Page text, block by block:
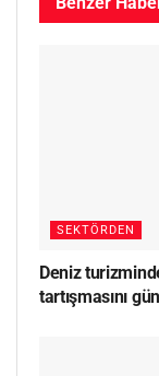
SEKTÖRDEN
Deniz
tartışmasını